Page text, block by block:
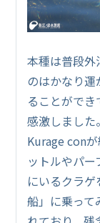
本種は普段
のはかなり
ることがで
感激しました。
Kurage con
ットルやパ
にいるクラ
船」に乗って